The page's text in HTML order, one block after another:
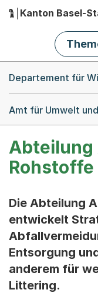
Hauptnavigation
Kanton Basel-
Departement für
Amt für Umwelt
Abteilung
Rohstoffe
Die Abteilung
entwickelt
Entsorgung
anderem für
Littering.